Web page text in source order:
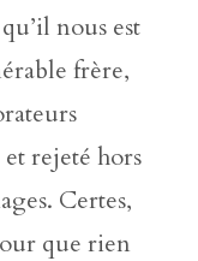
nous est
frère,
et rejeté hors
Certes,
que rien